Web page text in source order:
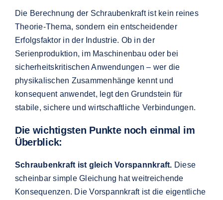
Die Berechnung der Schraubenkraft ist kein reines
Theorie-Thema, sondern ein entscheidender
Erfolgsfaktor in der Industrie. Ob in der
Serienproduktion, im Maschinenbau oder bei
sicherheitskritischen Anwendungen – wer die
physikalischen Zusammenhänge kennt und
konsequent anwendet, legt den Grundstein für
stabile, sichere und wirtschaftliche Verbindungen.
Die wichtigsten Punkte noch einmal im
Überblick:
Schraubenkraft ist gleich Vorspannkraft. Diese
scheinbar simple Gleichung hat weitreichende
Konsequenzen. Die Vorspannkraft ist die eigentliche